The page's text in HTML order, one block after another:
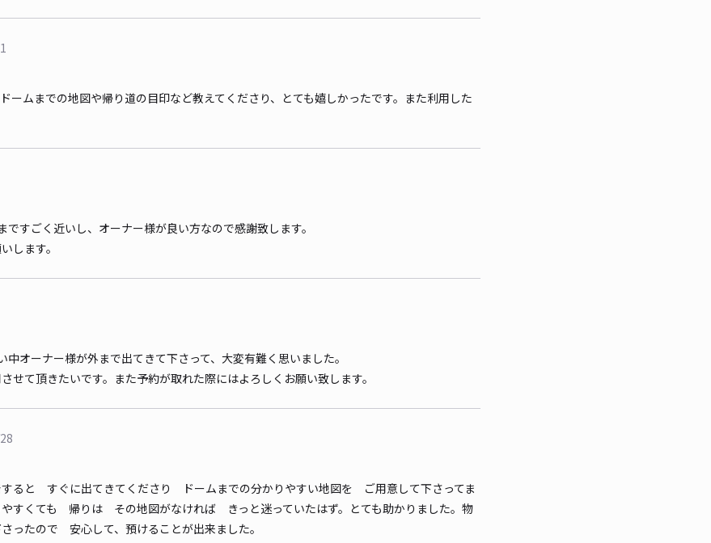
ームまでの地図や帰り道の目印など教えてくださり、とても嬉しかったです。また利用した
すごく近いし、オーナー様が良い方なので感謝致します。
します。
オーナー様が外まで出てきて下さって、大変有難く思いました。
せて頂きたいです。また予約が取れた際にはよろしくお願い致します。
ると すぐに出てきてくださり ドームまでの分かりやすい地図を ご用意して下さってま
やすくても 帰りは その地図がなければ きっと迷っていたはず。とても助かりました。物
ったので 安心して、預けることが出来ました。